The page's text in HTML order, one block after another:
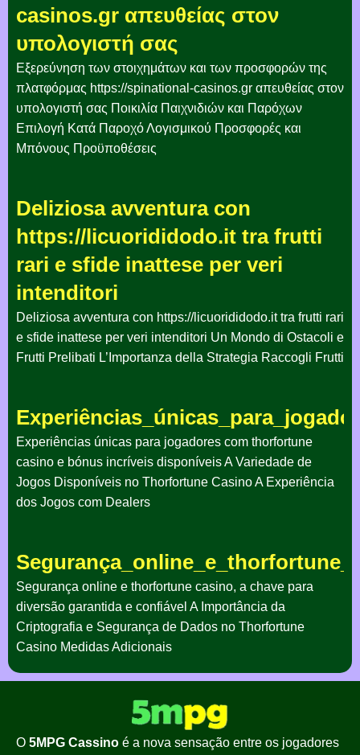
casinos.gr απευθείας στον
υπολογιστή σας
Εξερεύνηση των στοιχημάτων και των προσφορών της
πλατφόρμας https://spinational-casinos.gr απευθείας στον
υπολογιστή σας Ποικιλία Παιχνιδιών και Παρόχων
Επιλογή Κατά Παροχό Λογισμικού Προσφορές και
Μπόνους Προϋποθέσεις
Deliziosa avventura con
https://licuorididodo.it tra frutti
rari e sfide inattese per veri
intenditori
Deliziosa avventura con https://licuorididodo.it tra frutti rari
e sfide inattese per veri intenditori Un Mondo di Ostacoli e
Frutti Prelibati L’Importanza della Strategia Raccogli Frutti
Experiências únicas para jogadores com thorfortune
casino e bónus incríveis disponíveis A Variedade de
Jogos Disponíveis no Thorfortune Casino A Experiência
dos Jogos com Dealers
Segurança online e thorfortune casino, a chave para
diversão garantida e confiável A Importância da
Criptografia e Segurança de Dados no Thorfortune
Casino Medidas Adicionais
O 5MPG Cassino é a nova sensação entre os jogadores